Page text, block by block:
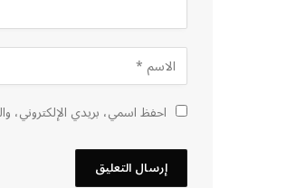
احفظ اسمي، بريدي الإلكتروني،